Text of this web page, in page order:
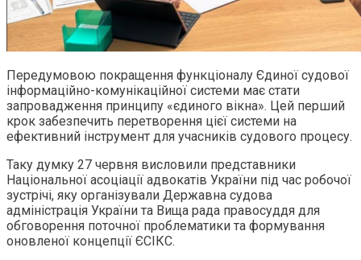
Передумовою покращення функціоналу Єдиної судової
інформаційно-комунікаційної системи має стати
запровадження принципу «єдиного вікна». Цей перший
крок забезпечить перетворення цієї системи на
ефективний інструмент для учасників судового процесу.
Таку думку 27 червня висловили представники
Національної асоціації адвокатів України під час робочої
зустрічі, яку організували Державна судова
адміністрація України та Вища рада правосуддя для
обговорення поточної проблематики та формування
оновленої концепції ЄСІКС.